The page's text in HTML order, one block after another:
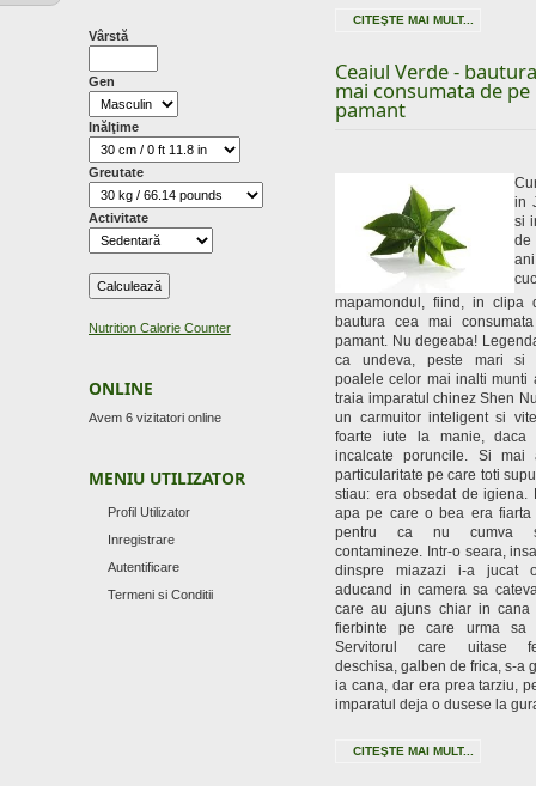
CITEŞTE MAI MULT...
Ceaiul Verde -
mai consumata de pe
pamant
in
si
mapamondul, fiind, in clipa
bautura cea mai
pamant. Nu degeaba!
ca undeva, peste mari si
poalele celor mai inalti munti
traia imparatul chinez Shen
un carmuitor inteligent si
foarte iute la manie, daca
incalcate poruncile. Si mai
particularitate pe care toti
stiau: era obsedat de igiena.
apa pe care o bea era fiarta
pentru ca nu cumva
contamineze. Intr-o seara,
dinspre miazazi i-a jucat
aducand in camera sa
care au ajuns chiar in cana
fierbinte pe care urma sa
Servitorul care uitase
deschisa, galben de frica, s-a
ia cana, dar era prea tarziu,
imparatul deja o dusese la
CITEŞTE MAI MULT...
Vârstă
Gen
Inălţime
Greutate
Activitate
Nutrition Calorie Counter
ONLINE
Avem 6 vizitatori online
MENIU UTILIZATOR
Profil Utilizator
Inregistrare
Autentificare
Termeni si Conditii